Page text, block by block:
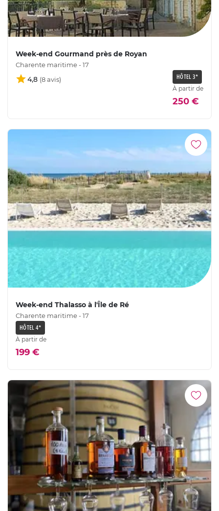
Week-end Gourmand près de Royan
Charente maritime - 17
4,8 HÔTEL 3*
À partir de
250 €
Week-end Thalasso à l'Île de Ré
Charente maritime - 17
HÔTEL 4*
À partir de
199 €